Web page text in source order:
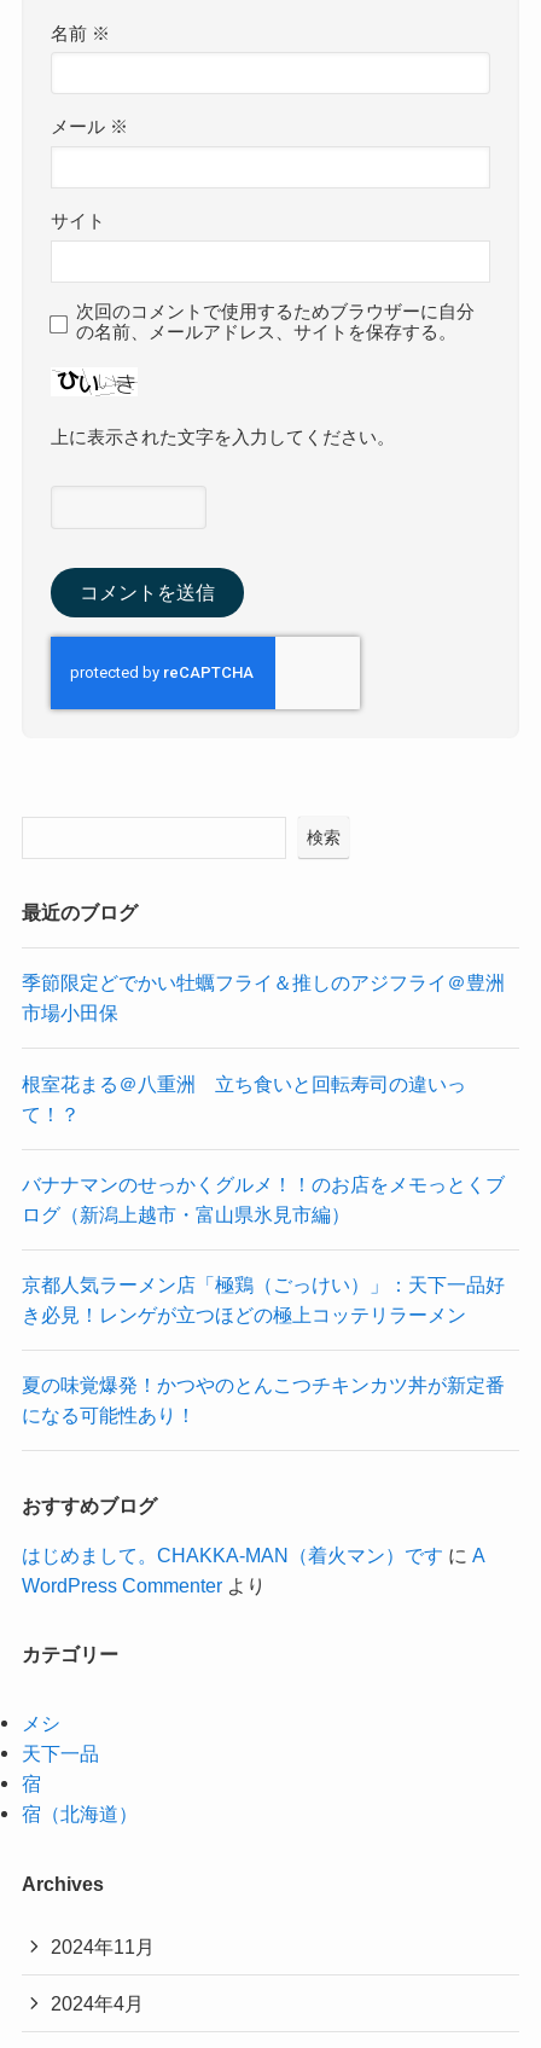
名前 ※
メール ※
サイト
次回のコメントで使用するためブラウザーに自分
の名前、メールアドレス、サイトを保存する。
上に表示された文字を入力してください。
検索
最近のブログ
季節限定どでかい牡蠣フライ＆推しのアジフライ＠豊洲
市場小田保
根室花まる＠八重洲 立ち食いと回転寿司の違いっ
て！？
バナナマンのせっかくグルメ！！のお店をメモっとくブ
ログ（新潟上越市・富山県氷見市編）
京都人気ラーメン店「極鶏（ごっけい）」：天下一品好
き必見！レンゲが立つほどの極上コッテリラーメン
夏の味覚爆発！かつやのとんこつチキンカツ丼が新定番
になる可能性あり！
おすすめブログ
はじめまして。CHAKKA-MAN（着火マン）です に A
WordPress Commenterより
カテゴリー
メシ
天下一品
宿
宿（北海道）
Archives
2024年11月
2024年4月